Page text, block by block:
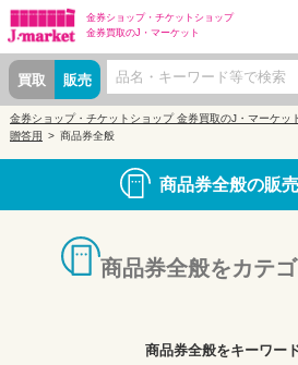
金券ショップ・ チケットショップ
金券買取のJ・マーケット
買取 販売
金券ショップ・チケットショップ 金券買取のJ・マーケッ
贈答用
商品券全般
商品券全般の販
商品券全般をカテ
商品券全般をキーワー